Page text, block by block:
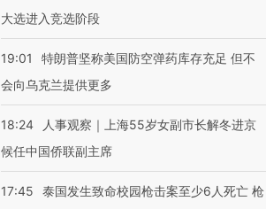
大选进入竞选阶段
19:01
特朗普坚称美国防空弹药库存充足 但不
会向乌克兰提供更多
18:24
人事观察｜上海55岁女副市长解冬进京
候任中国侨联副主席
17:45
泰国发生致命校园枪击案至少6人死亡 枪